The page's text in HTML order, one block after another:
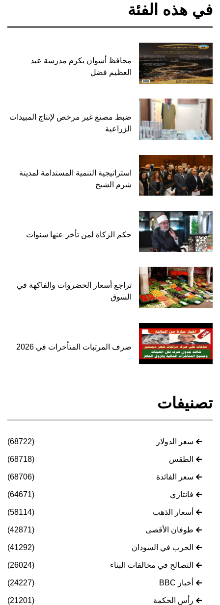
في هذه الفئة
محافظ أسوان يكرم مدرسة عبد
العظيم فضل
ضبط مصنع غير مرخص لإنتاج المبيدات
الزراعية
استراتيجية التنمية المستدامة لمدينة
شرم الشيخ
حكم الزكاة لمن تأخر عنها سنوات
تراجع أسعار الخضروات والفاكهة في
السوق
صرف المرتبات المتأخرات في 2026
تصنيفات
سعر الدولار (68722)
الطقس (68718)
سعر الفائدة (68706)
فانتازي (64671)
أسعار الذهب (58114)
طوفان الأقصى (42871)
الحرب في السودان (41292)
التصالح في مخالفات البناء (26024)
أخبار BBC (24227)
رأس الحكمة (21201)